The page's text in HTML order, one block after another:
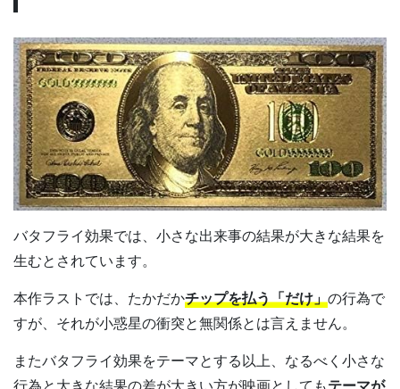
バタフライ効果では、小さな出来事の結果が大きな結果を
生むとされています。
本作ラストでは、たかだかチップを払う「だけ」の行為で
すが、それが小惑星の衝突と無関係とは言えません。
またバタフライ効果をテーマとする以上、なるべく小さな
行為と大きな結果の差が大きい方が映画としてもテーマが